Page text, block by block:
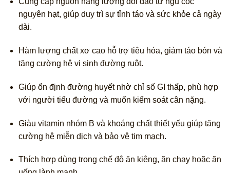
nguyên hạt, giúp duy trì sự tỉnh táo và sức khỏe cả ngày
dài.
Hàm lượng chất xơ cao hỗ trợ tiêu hóa, giảm táo bón và
tăng cường hệ vi sinh đường ruột.
Giúp ổn định đường huyết nhờ chỉ số GI thấp, phù hợp
với người tiểu đường và muốn kiểm soát cân nặng.
Giàu vitamin nhóm B và khoáng chất thiết yếu giúp tăng
cường hệ miễn dịch và bảo vệ tim mạch.
Thích hợp dùng trong chế độ ăn kiêng, ăn chay hoặc ăn